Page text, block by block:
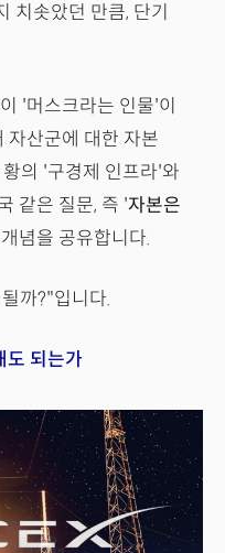
치솟았던 만큼, 단기
'머스크라는 인물'이
자산군에 대한 자본
의 '구경제 인프라'와
같은 질문, 즉 '자본은
념을 공유합니다.
까?"입니다.
도 되는가